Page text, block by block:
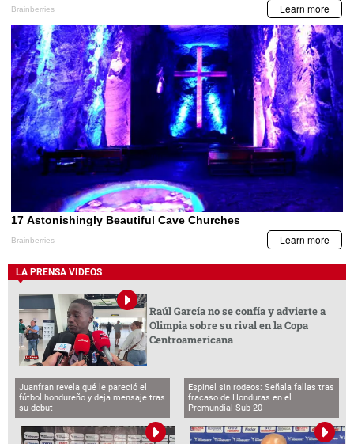
LA PRENSA VIDEOS
Raúl García no se confía y advierte a
Olimpia sobre su rival en la Copa
Centroamericana
Juanfran revela qué le pareció el
fútbol hondureño y deja mensaje tras
su debut
Espinel sin rodeos: Señala fallas tras
fracaso de Honduras en el
Premundial Sub-20